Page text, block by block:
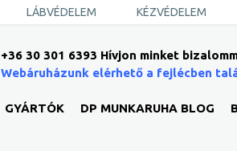
+36 30 301 6393 Hívjon minket
Webáruházunk elérhető a fejlécben
GYÁRTÓK DP MUNKARUHA BLOG
LÁBVÉDELEM KÉZVÉDELEM